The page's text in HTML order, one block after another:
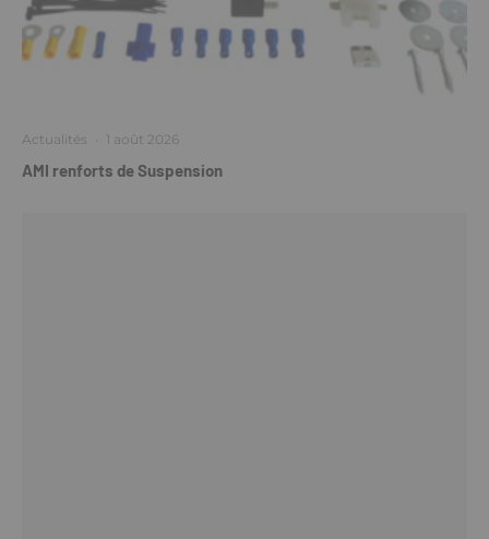
Actualités · 1 août 2026
AMI renforts de Suspension